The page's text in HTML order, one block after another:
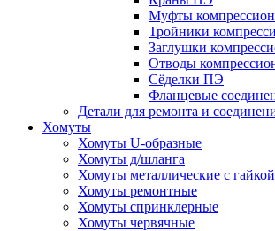
Муфты
Тройники
Заглушки
Отводы
Сёделки ПЭ
Фланцевые
Детали для ремонта и
Хомуты
Хомуты U-образные
Хомуты д/шланга
Хомуты металлические с гайкой
Хомуты ремонтные
Хомуты спринклерные
Хомуты червячные